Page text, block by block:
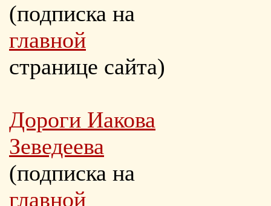
(подписка на
главной
странице сайта)
Дороги Иакова
Зеведеева
(подписка на
главной